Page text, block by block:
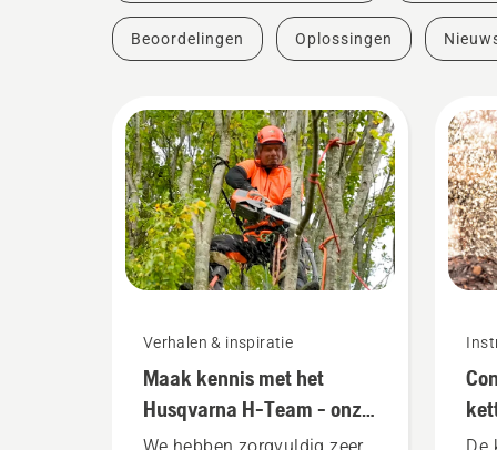
Beoordelingen Oplossingen
Verhalen & inspiratie
Maak kennis met het
Husqvarna H-Team - onze
meest veeleisende
We hebben zorgvuldig zeer
De